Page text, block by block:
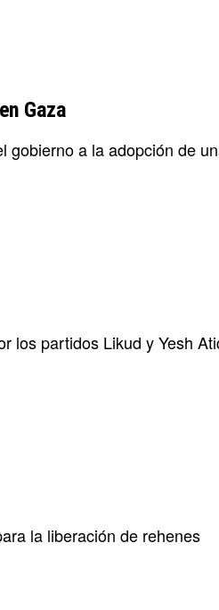
Gaza
gobierno a la adopción de
los partidos Likud y Yesh
la liberación de rehenes